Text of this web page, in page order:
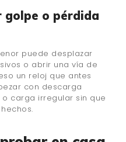
golpe o pérdida
puede desplazar
o abrir una vía de
un reloj que antes
con descarga
carga irregular sin que